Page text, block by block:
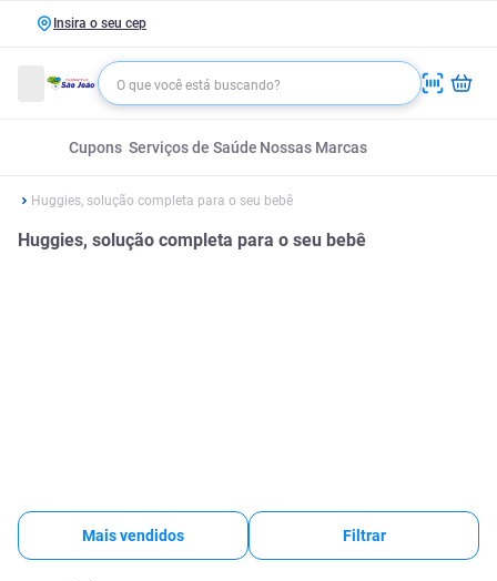
Insira o seu cep
Cupons Serviços de Saúde Nossas Marcas
Huggies, solução completa para o seu bebê
Huggies, solução completa para o seu bebê
Mais vendidos Filtrar